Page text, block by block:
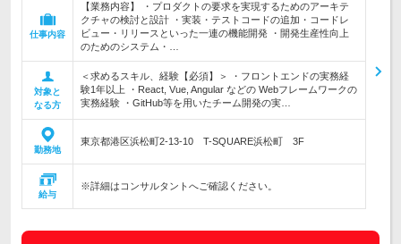
仕事内容
【業務内容】 ・プロダクトの要求を実現するためのアーキテ
クチャの検討と設計 ・実装・テストコードの追加・コードレ
ビュー・リリースといった一連の機能開発 ・開発生産性向上
のためのシステム・…
対象と
なる方
＜求めるスキル、経験【必須】＞ ・フロントエンドの実務経
験1年以上 ・React, Vue, Angular などの Webフレームワークの
実務経験 ・GitHub等を用いたチーム開発の実…
勤務地
東京都港区浜松町2-13-10 T-SQUARE浜松町 3F
給与
※詳細はコンサルタントへご確認ください。